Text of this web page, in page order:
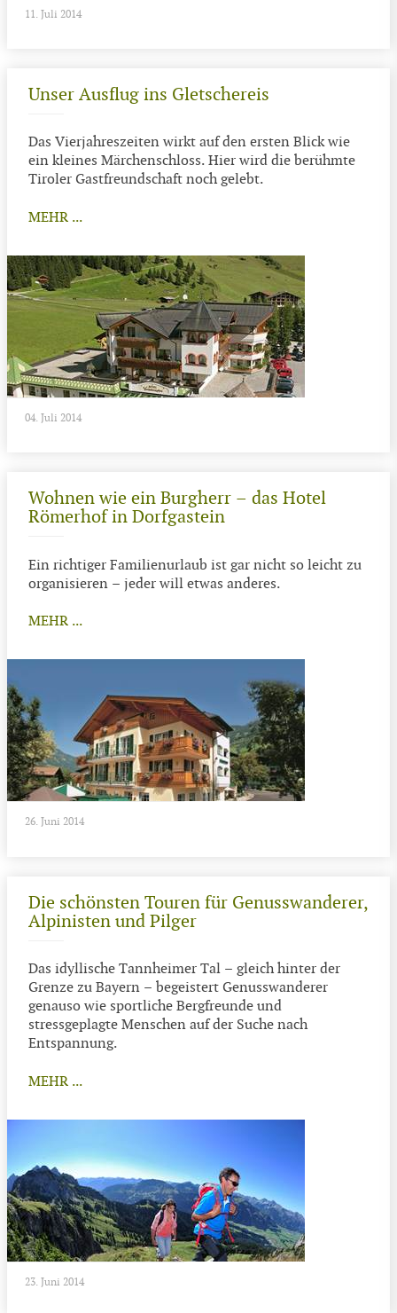
11. Juli 2014
Unser Ausflug ins Gletschereis
Das Vierjahreszeiten wirkt auf den ersten Blick wie
ein kleines Märchenschloss. Hier wird die berühmte
Tiroler Gastfreundschaft noch gelebt.
MEHR ...
04. Juli 2014
Wohnen wie ein Burgherr – das Hotel
Römerhof in Dorfgastein
Ein richtiger Familienurlaub ist gar nicht so leicht zu
organisieren – jeder will etwas anderes.
MEHR ...
26. Juni 2014
Die schönsten Touren für Genusswanderer,
Alpinisten und Pilger
Das idyllische Tannheimer Tal – gleich hinter der
Grenze zu Bayern – begeistert Genusswanderer
genauso wie sportliche Bergfreunde und
stressgeplagte Menschen auf der Suche nach
Entspannung.
MEHR ...
23. Juni 2014